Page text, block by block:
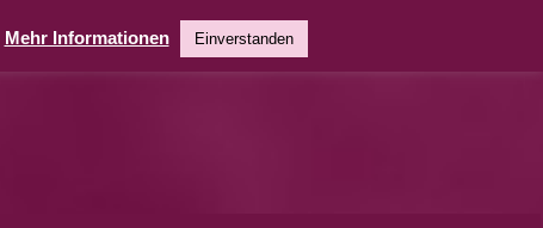
Mehr Informationen Einverstanden